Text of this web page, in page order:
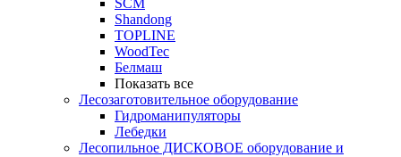
SCM
Shandong
TOPLINE
WoodTec
Белмаш
Показать все
Лесозаготовительное оборудование
Гидроманипуляторы
Лебедки
Лесопильное ДИСКОВОЕ оборудование и